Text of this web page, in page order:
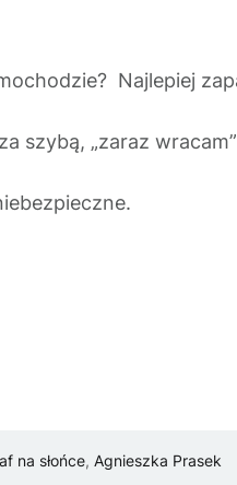
Najlepiej
szybą, „zaraz
na słońce, Agnieszka Prasek